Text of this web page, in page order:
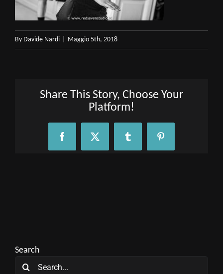
By Davide Nardi Maggio 5th, 2018
Share This Story, Choose Your
Platform!
FacebookX Tumblr Pinterest
Search
Search